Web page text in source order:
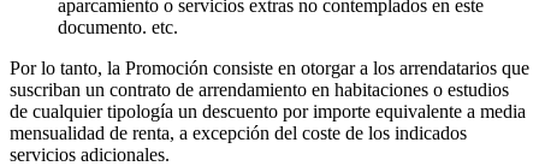
aparcamiento o servicios extras no contemplados en este
documento. etc.
Por lo tanto, la Promoción consiste en otorgar a los arrendatarios que
suscriban un contrato de arrendamiento en habitaciones o estudios
de cualquier tipología un descuento por importe equivalente a media
mensualidad de renta, a excepción del coste de los indicados
servicios adicionales.